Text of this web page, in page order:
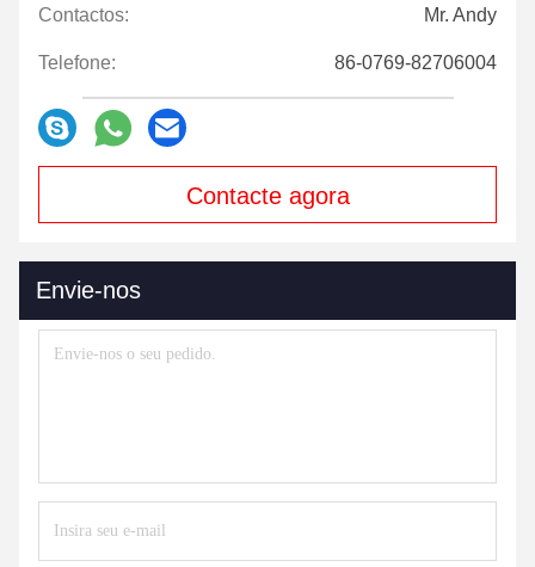
Contactos: Mr. Andy
Telefone: 86-0769-82706004
Contacte agora
Envie-nos